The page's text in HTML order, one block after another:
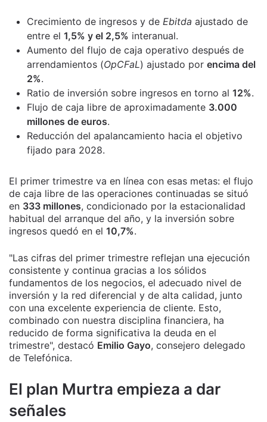
Crecimiento de ingresos y de Ebitda ajustado de
entre el 1,5% y el 2,5% interanual.
Aumento del flujo de caja operativo después de
arrendamientos (OpCFaL) ajustado por encima del
2%.
Ratio de inversión sobre ingresos en torno al 12%.
Flujo de caja libre de aproximadamente 3.000
millones de euros.
Reducción del apalancamiento hacia el objetivo
fijado para 2028.
El primer trimestre va en línea con esas metas: el flujo
de caja libre de las operaciones continuadas se situó
en 333 millones, condicionado por la estacionalidad
habitual del arranque del año, y la inversión sobre
ingresos quedó en el 10,7%.
"Las cifras del primer trimestre reflejan una ejecución
consistente y continua gracias a los sólidos
fundamentos de los negocios, el adecuado nivel de
inversión y la red diferencial y de alta calidad, junto
con una excelente experiencia de cliente. Esto,
combinado con nuestra disciplina financiera, ha
reducido de forma significativa la deuda en el
trimestre", destacó Emilio Gayo, consejero delegado
de Telefónica.
El plan Murtra empieza a dar
señales